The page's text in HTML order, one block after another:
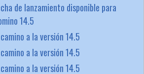
de lanzamiento disponible para
14.5
a la versión 14.5
a la versión 14.5
a la versión 14.5